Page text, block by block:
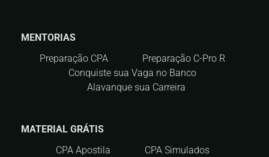
MENTORIAS
Preparação CPA
Preparação C-Pro R
Conquiste sua Vaga no Banco
Alavanque sua Carreira
MATERIAL GRÁTIS
CPA Apostila
CPA Simulados